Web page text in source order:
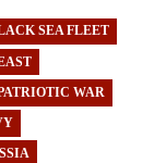
SEA FLEET
WAR